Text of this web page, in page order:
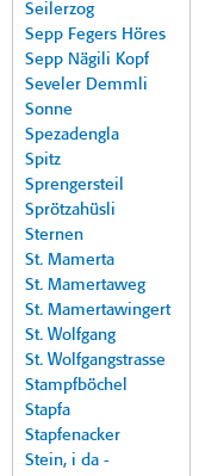
Seilerzog
Sepp Fegers Höres
Sepp Nägili Kopf
Seveler Demmli
Sonne
Spezadengla
Spitz
Sprengersteil
Sprötzahüsli
Sternen
St. Mamerta
St. Mamertaweg
St. Mamertawingert
St. Wolfgang
St. Wolfgangstrasse
Stampfböchel
Stapfa
Stapfenacker
Stein, i da -